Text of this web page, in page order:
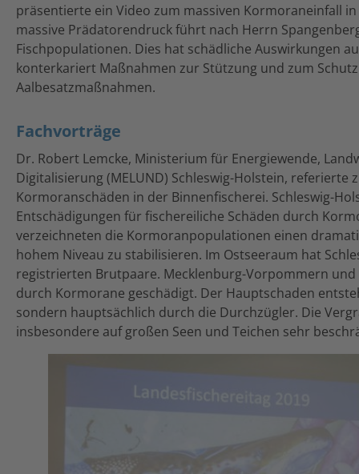
präsentierte ein Video zum massiven Kormoraneinfall
massive Prädatorendruck führt nach Herrn
Fischpopulationen. Dies hat schädliche Auswirkungen
konterkariert Maßnahmen zur Stützung und zum
Aalbesatzmaßnahmen.
Fachvorträge
Dr. Robert Lemcke, Ministerium für Energiewende,
Digitalisierung (MELUND) Schleswig-Holstein, referierte
Kormoranschäden in der Binnenfischerei. Schleswig-
Entschädigungen für fischereiliche Schäden durch
verzeichneten die Kormoranpopulationen einen
hohem Niveau zu stabilisieren. Im Ostseeraum hat
registrierten Brutpaare. Mecklenburg-Vorpommern
durch Kormorane geschädigt. Der Hauptschaden
sondern hauptsächlich durch die Durchzügler. Die
insbesondere auf großen Seen und Teichen sehr